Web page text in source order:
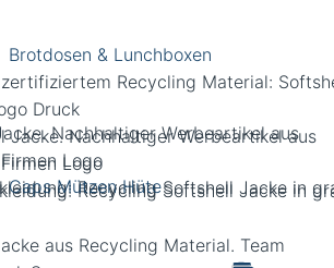
Brotdosen & Lunchboxen
Caps Mützen Hüte
Nachhaltiger Werbeartikel aus
Logo